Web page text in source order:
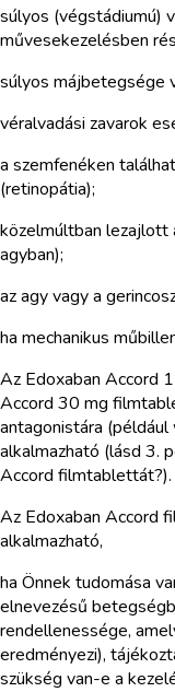
súlyos (végstádiumú)
művesekezelésben
súlyos májbetegsége
véralvadási zavarok
a szemfenéken
(retinopátia);
közelmúltban lezajlott
agyban);
az agy vagy a
ha mechanikus
Az Edoxaban Accord
Accord 30 mg
antagonistára
alkalmazható (lásd 3.
Accord filmtablettát?).
Az Edoxaban Accord
alkalmazható,
ha Önnek tudomása
elnevezésű
rendellenessége,
eredményezi),
szükség van-e a